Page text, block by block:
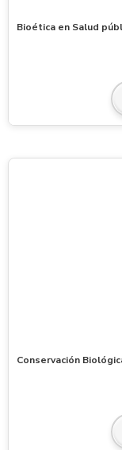
Bioética en Salud
Conservación